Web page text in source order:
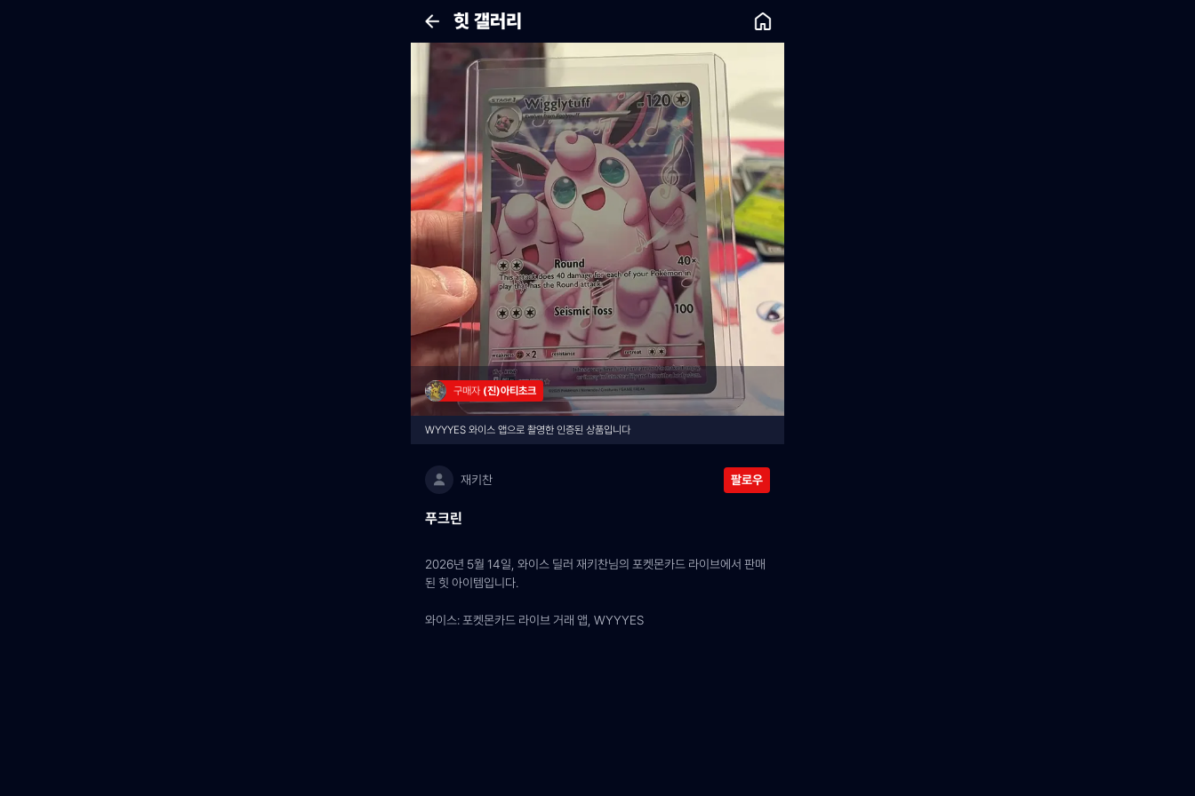
힛 갤러리
구매자 (진)아티초크
WYYYES 와이스 앱으로 촬영한 인증된 상품입니다
재키찬 팔로우
푸크린
2026년 5월 14일, 와이스 딜러 재키찬님의 포켓몬카드 라이브에서 판매
된 힛 아이템입니다.
와이스: 포켓몬카드 라이브 거래 앱, WYYYES